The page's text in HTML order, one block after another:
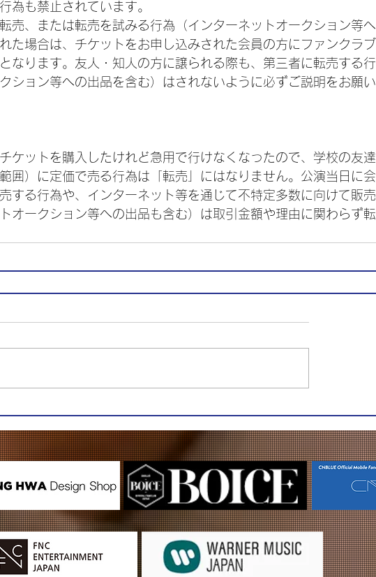
為も禁止されています。
売、または転売を試みる行為（インターネットオークション等へ
た場合は、チケットをお申し込みされた会員の方にファンクラブ
なります。友人・知人の方に譲られる際も、第三者に転売する行
ション等への出品を含む）はされないように必ずご説明をお願い
ケットを購入したけれど急用で行けなくなったので、学校の友達
囲）に定価で売る行為は「転売」にはなりません。公演当日に会
する行為や、インターネット等を通じて不特定多数に向けて販売
オークション等への出品も含む）は取引金額や理由に関わらず転